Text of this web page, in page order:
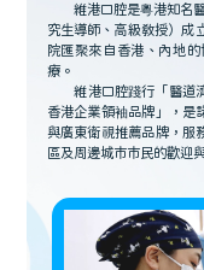
維港口腔是粵港知名
究生導師、高級教授）成
院匯聚來自香港、內地
療。
維港口腔踐行「醫道
香港企業領袖品牌」，是
與廣東衛視推薦品牌，服
區及周邊城市市民的歡迎